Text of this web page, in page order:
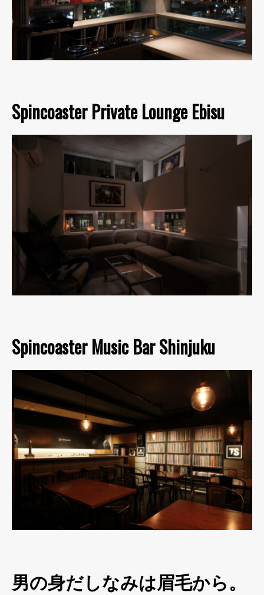
Spincoaster Private Lounge Ebisu
Spincoaster Music Bar Shinjuku
男の身だしなみは眉毛から。